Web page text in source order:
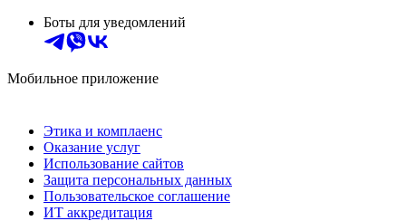
Боты для уведомлений
Мобильное приложение
Этика и комплаенс
Оказание услуг
Использование сайтов
Защита персональных данных
Пользовательское соглашение
ИТ аккредитация